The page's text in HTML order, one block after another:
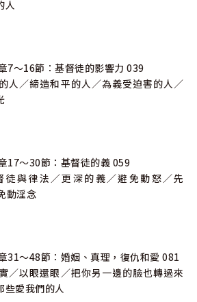
人
7～16節：基督徒的影響力 039
人／締造和平的人／為義受迫害的人／
17～30節：基督徒的義 059
徒與律法／更深的義／避免動怒／先
動淫念
31～48節：婚姻、真理，復仇和愛 081
／以眼還眼／把你另一邊的臉也轉過來
些愛我們的人